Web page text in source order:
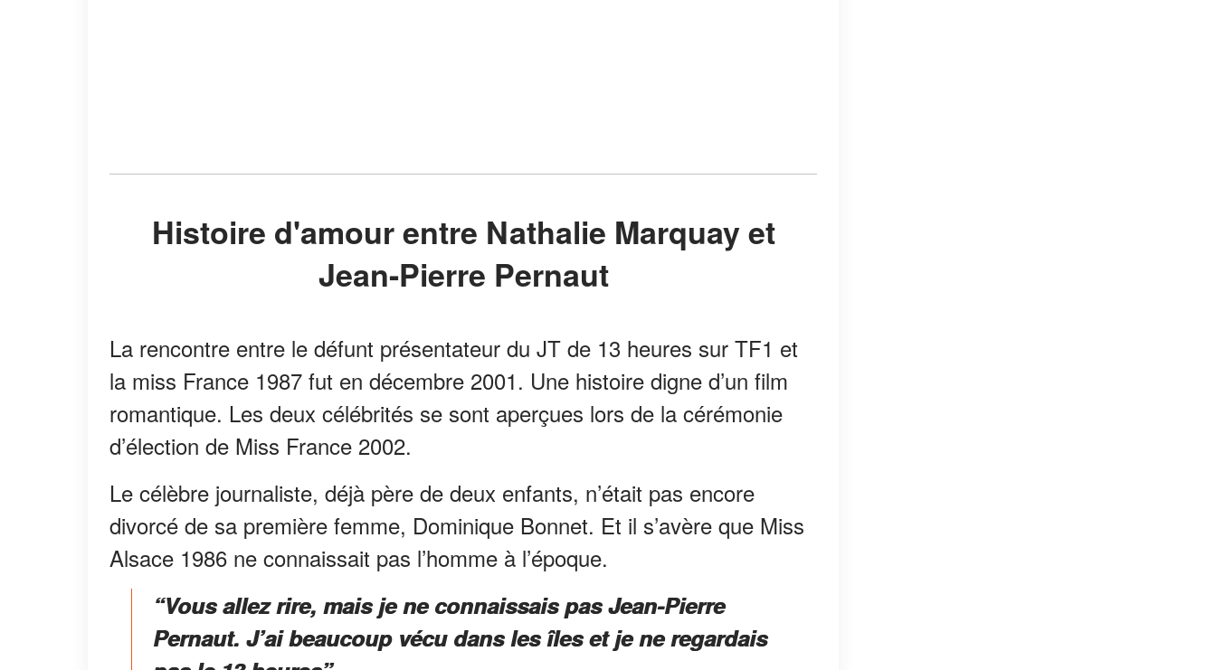
Histoire d'amour entre Nathalie Marquay et
Jean-Pierre Pernaut
La rencontre entre le défunt présentateur du JT de 13 heures sur TF1 et
la miss France 1987 fut en décembre 2001. Une histoire digne d’un film
romantique. Les deux célébrités se sont aperçues lors de la cérémonie
d’élection de Miss France 2002.
Le célèbre journaliste, déjà père de deux enfants, n’était pas encore
divorcé de sa première femme, Dominique Bonnet. Et il s’avère que Miss
Alsace 1986 ne connaissait pas l’homme à l’époque.
“Vous allez rire, mais je ne connaissais pas Jean-Pierre
Pernaut. J’ai beaucoup vécu dans les îles et je ne regardais